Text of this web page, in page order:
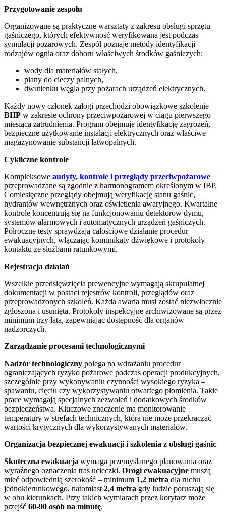
Przygotowanie zespołu
Organizowane są praktyczne warsztaty z zakresu obsługi sprzętu
gaśniczego, których efektywność weryfikowana jest podczas
symulacji pożarowych. Zespół poznaje metody identyfikacji
rodzajów ognia oraz doboru właściwych środków gaśniczych:
wody dla materiałów stałych,
piany do cieczy palnych,
dwutlenku węgla przy pożarach urządzeń elektrycznych.
Każdy nowy członek załogi przechodzi obowiązkowe szkolenie
BHP w zakresie ochrony przeciwpożarowej w ciągu pierwszego
miesiąca zatrudnienia. Program obejmuje identyfikację zagrożeń,
bezpieczne użytkowanie instalacji elektrycznych oraz właściwe
magazynowanie substancji łatwopalnych.
Cykliczne kontrole
Kompleksowe audyty, kontrole i przeglądy przeciwpożarowe
przeprowadzane są zgodnie z harmonogramem określonym w IBP.
Comiesięczne przeglądy obejmują weryfikację stanu gaśnic,
hydrantów wewnętrznych oraz oświetlenia awaryjnego. Kwartalne
kontrole koncentrują się na funkcjonowaniu detektorów dymu,
systemów alarmowych i automatycznych urządzeń gaśniczych.
Półroczne testy sprawdzają całościowe działanie procedur
ewakuacyjnych, włączając komunikaty dźwiękowe i protokoły
kontaktu ze służbami ratunkowymi.
Rejestracja działań
Wszelkie przedsięwzięcia prewencyjne wymagają skrupulatnej
dokumentacji w postaci rejestrów kontroli, przeglądów oraz
przeprowadzonych szkoleń. Każda awaria musi zostać niezwłocznie
zgłoszona i usunięta. Protokoły inspekcyjne archiwizowane są przez
minimum trzy lata, zapewniając dostępność dla organów
nadzorczych.
Zarządzanie procesami technologicznymi
Nadzór technologiczny polega na wdrażaniu procedur
ograniczających ryzyko pożarowe podczas operacji produkcyjnych,
szczególnie przy wykonywaniu czynności wysokiego ryzyka –
spawaniu, cięciu czy wykorzystywaniu otwartego płomienia. Takie
prace wymagają specjalnych zezwoleń i dodatkowych środków
bezpieczeństwa. Kluczowe znaczenie ma monitorowanie
temperatury w strefach technicznych, która nie może przekraczać
wartości krytycznych dla wykorzystywanych materiałów.
Organizacja bezpiecznej ewakuacji i szkolenia z obsługi gaśnic
Skuteczna ewakuacja wymaga przemyślanego planowania oraz
wyraźnego oznaczenia tras ucieczki. Drogi ewakuacyjne muszą
mieć odpowiednią szerokość – minimum 1,2 metra dla ruchu
jednokierunkowego, natomiast 2,4 metra gdy ludzie poruszają się
w obu kierunkach. Przy takich wymiarach przez korytarz może
przejść 60-90 osób na minutę.